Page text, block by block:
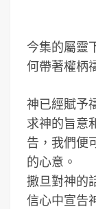
今集的屬靈
何帶著權柄
神已經賦予
求神的旨意
告，我們便
的心意。
撒旦對神的
信心中宣告